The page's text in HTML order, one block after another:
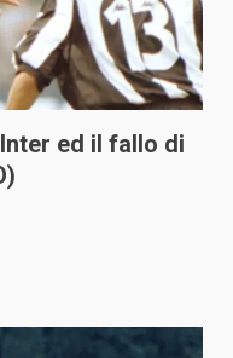
ed il fallo di